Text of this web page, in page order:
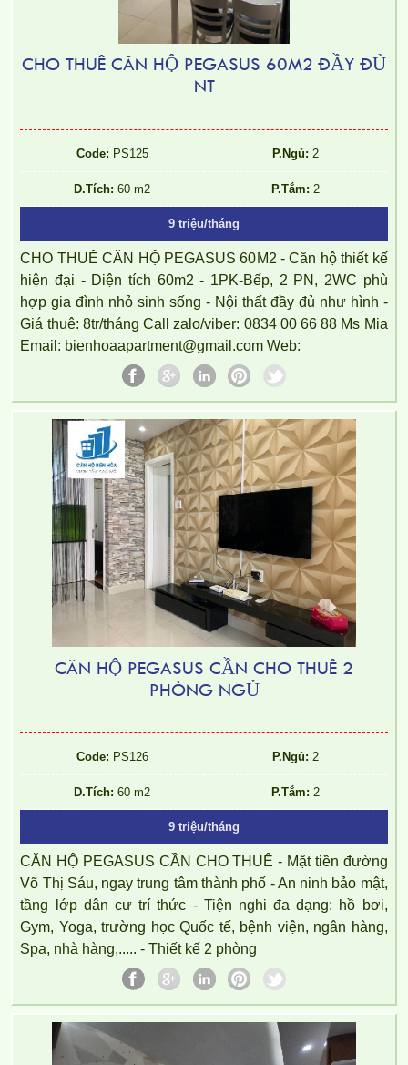
CHO THUÊ CĂN HỘ PEGASUS 60M2 ĐẦY ĐỦ
NT
Code: PS125 P.Ngủ: 2
D.Tích: 60 m2 P.Tắm: 2
9 triệu/tháng
CHO THUÊ CĂN HỘ PEGASUS 60M2 - Căn hộ thiết kế
hiện đại - Diện tích 60m2 - 1PK-Bếp, 2 PN, 2WC phù
hợp gia đình nhỏ sinh sống - Nội thất đầy đủ như hình -
Giá thuê: 8tr/tháng Call zalo/viber: 0834 00 66 88 Ms Mia
Email: bienhoaapartment@gmail.com Web:
CĂN HỘ PEGASUS CẦN CHO THUÊ 2
PHÒNG NGỦ
Code: PS126 P.Ngủ: 2
D.Tích: 60 m2 P.Tắm: 2
9 triệu/tháng
CĂN HỘ PEGASUS CẦN CHO THUÊ - Mặt tiền đường
Võ Thị Sáu, ngay trung tâm thành phố - An ninh bảo mật,
tầng lớp dân cư trí thức - Tiện nghi đa dạng: hồ bơi,
Gym, Yoga, trường học Quốc tế, bệnh viện, ngân hàng,
Spa, nhà hàng,..... - Thiết kế 2 phòng